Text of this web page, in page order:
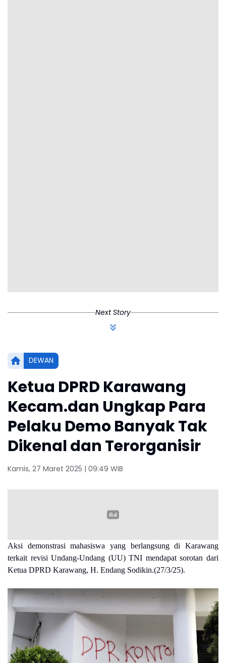
Next Story
DEWAN
Ketua DPRD Karawang
Kecam.dan Ungkap Para
Pelaku Demo Banyak Tak
Dikenal dan Terorganisir
Kamis, 27 Maret 2025 | 09:49 WIB
Aksi demonstrasi mahasiswa yang berlangsung di Karawang
terkait revisi Undang-Undang (UU) TNI mendapat sorotan dari
Ketua DPRD Karawang, H. Endang Sodikin.(27/3/25).